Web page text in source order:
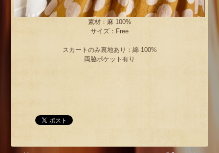
素材：麻 100%
サイズ：Free
スカートのみ裏地あり：綿 100%
両脇ポケット有り